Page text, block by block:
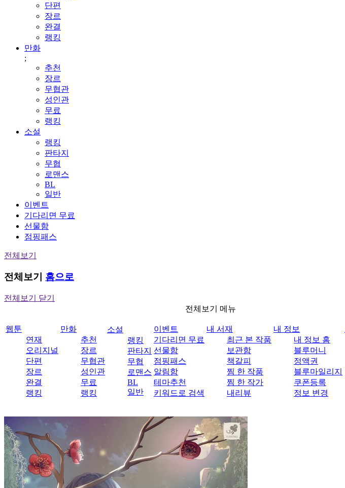
단편
장르
완결
랭킹
만화
;
추천
장르
무협관
성인관
무료
랭킹
소설
랭킹
판타지
무협
로맨스
BL
일반
이벤트
기다리면 무료
선물함
점핑패스
전체보기
전체보기 홈으로
전체보기 닫기
전체보기 메뉴
웹툰
연재
오리지널
단편
장르
완결
랭킹
만화
추천
장르
무협관
성인관
무료
랭킹
소설
랭킹
판타지
무협
로맨스
BL
일반
이벤트
기다리면 무료
선물함
점핑패스
알림함
테마추천
키워드로 검색
내 서재
최근 본 작품
보관함
책갈피
찜 한 작품
찜 한 작가
내리뷰
내 정보
내 정보 홈
블루머니
정액권
블루마일리지
쿠폰등록
정보 변경